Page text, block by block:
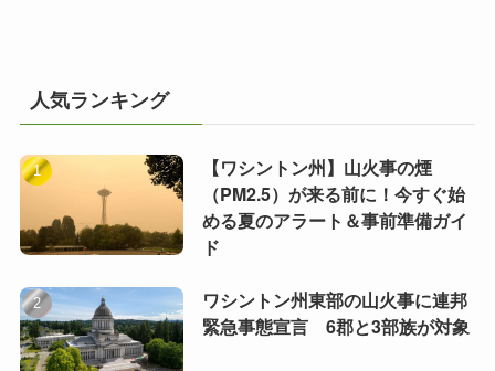
人気ランキング
【ワシントン州】山火事の煙
（PM2.5）が来る前に！今すぐ始
める夏のアラート＆事前準備ガイ
ド
ワシントン州東部の山火事に連邦
緊急事態宣言 6郡と3部族が対象